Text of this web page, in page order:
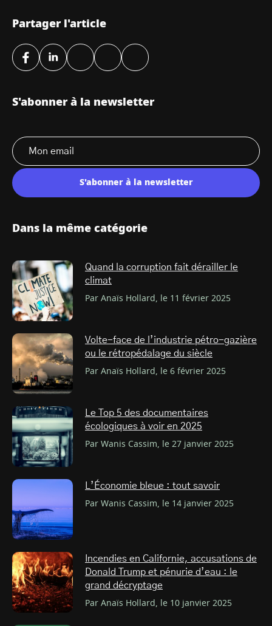
Partager l'article
S'abonner à la newsletter
S'abonner à la newsletter
Dans la même catégorie
Quand la corruption fait dérailler le
climat
Par Anaïs Hollard, le 11 février 2025
Volte-face de l’industrie pétro-gazière
ou le rétropédalage du siècle
Par Anaïs Hollard, le 6 février 2025
Le Top 5 des documentaires
écologiques à voir en 2025
Par Wanis Cassim, le 27 janvier 2025
L’Économie bleue : tout savoir
Par Wanis Cassim, le 14 janvier 2025
Incendies en Californie, accusations de
Donald Trump et pénurie d’eau : le
grand décryptage
Par Anaïs Hollard, le 10 janvier 2025